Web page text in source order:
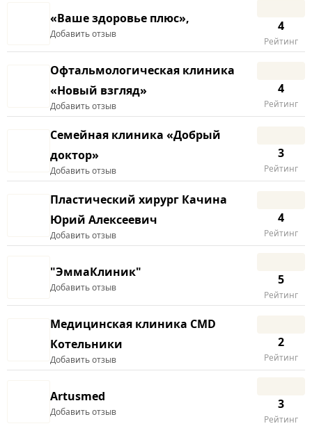
«Bаше здоровье плюс»,
Добавить отзыв
4
Рейтинг
Офтальмологическая клиника
«Новый взгляд»
Добавить отзыв
4
Рейтинг
Семейная клиника «Добрый
доктор»
Добавить отзыв
3
Рейтинг
Пластический хирург Качина
Юрий Алексеевич
Добавить отзыв
4
Рейтинг
"ЭммаКлиник"
Добавить отзыв
5
Рейтинг
Медицинская клиника CMD
Котельники
Добавить отзыв
2
Рейтинг
Artusmed
Добавить отзыв
3
Рейтинг